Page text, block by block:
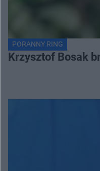
PORANNY RING
Krzysztof Bosak